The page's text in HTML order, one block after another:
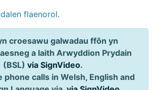
flaenorol.
croesawu galwadau ffôn yn
a Iaith Arwyddion Prydain
(BSL) via SignVideo.
phone calls in Welsh, English and